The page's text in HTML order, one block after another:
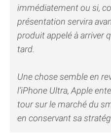
immédiatement ou si,
présentation servira
produit appelé à arriver
tard.
Une chose semble en
l’iPhone Ultra, Apple
tour sur le marché du
en conservant sa